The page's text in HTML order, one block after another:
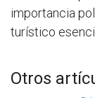
importancia
turístico
Otros